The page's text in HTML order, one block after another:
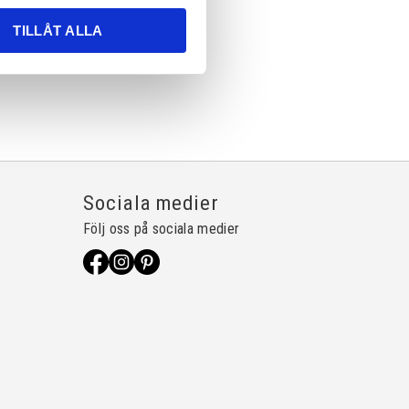
TILLÅT ALLA
Sociala medier
Följ oss på sociala medier